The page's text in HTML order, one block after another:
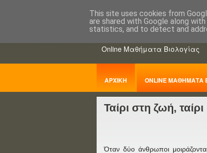
Online Μαθήματα Βιολογίας
ΑΡΧΙΚΗ ONLINE ΜΑΘΗΜΑΤΑ
ΠΑΝΕΛΛΑΔΙΚΕΣ
Ταίρι στη ζωή,
Όταν δύο άνθρωποι
This site uses cookies from
are shared with Google along
statistics, and to detect and